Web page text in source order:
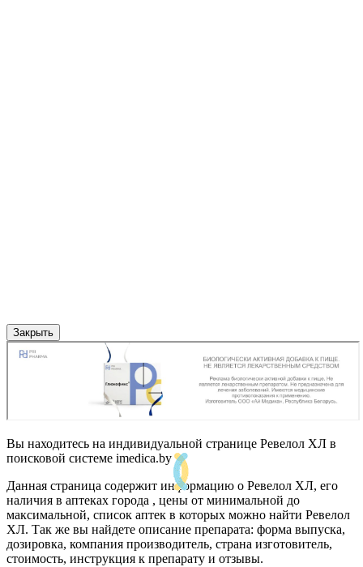
Закрыть
Вы находитесь на индивидуальной странице Ревелол ХЛ в
поисковой системе imedica.by
Данная страница содержит информацию о Ревелол ХЛ, его
наличия в аптеках города , цены от минимальной до
максимальной, список аптек в которых можно найти Ревелол
ХЛ. Так же вы найдете описание препарата: форма выпуска,
дозировка, компания производитель, страна изготовитель,
стоимость, инструкция к препарату и отзывы.